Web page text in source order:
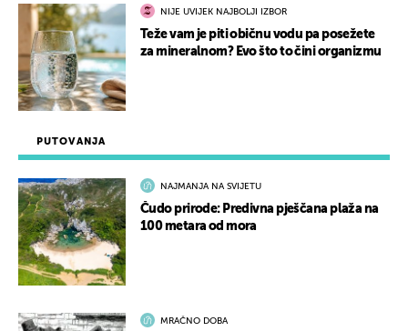
PUTOVANJA
NAJMANJA NA SVIJETU
Čudo prirode: Predivna pješčana plaža na
100 metara od mora
MRAČNO DOBA
NIJE UVIJEK NAJBOLJI IZBOR
Teže vam je piti običnu vodu pa posežete
za mineralnom? Evo što to čini organizmu